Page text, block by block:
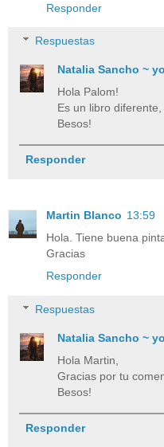
Responder
Respuestas
Natalia Sancho ~
Hola Palom!
Es un libro
Besos!
Responder
Martin Blanco 13:59
Hola. Tiene buena
Gracias
Responder
Respuestas
Natalia Sancho ~
Hola Martin,
Gracias por tu
Besos!
Responder